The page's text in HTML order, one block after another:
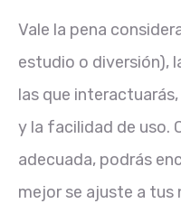
Vale la pena
estudio o diversión),
las que
y la facilidad de uso.
adecuada, podrás
mejor se ajuste a tus